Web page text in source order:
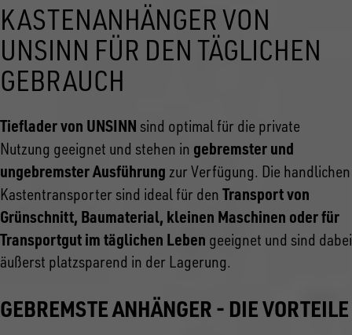
KASTENANHÄNGER VON
UNSINN FÜR DEN TÄGLICHEN
GEBRAUCH
Tieflader von UNSINN sind optimal für die private
Nutzung geeignet und stehen in gebremster und
ungebremster Ausführung zur Verfügung. Die handlichen
Kastentransporter sind ideal für den Transport von
Grünschnitt, Baumaterial, kleinen Maschinen oder für
Transportgut im täglichen Leben geeignet und sind dabei
äußerst platzsparend in der Lagerung.
GEBREMSTE ANHÄNGER - DIE VORTEILE